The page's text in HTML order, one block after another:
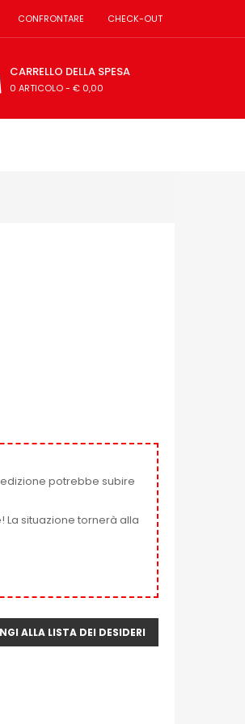
CONFRONTARE CHECK-OUT
CARRELLO DELLA SPESA
0 ARTICOLO- € 0,00
potrebbe subire
La situazione tornerà alla
ALLA LISTA DEI DESIDERI